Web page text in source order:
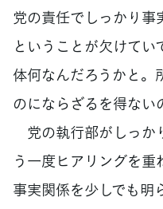
党の責任でしっかり事
ということが欠けて
体何なんだろうかと。
のにならざるを得ない
党の執行部がしっか
う一度ヒアリングを重
事実関係を少しでも明